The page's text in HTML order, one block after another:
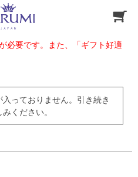
必要です。また、「ギフト好適
っておりません。引き続き
ください。